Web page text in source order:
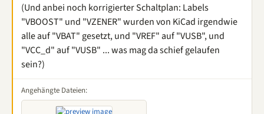
(Und anbei noch korrigierter Schaltplan: Labels
"VBOOST" und "VZENER" wurden von KiCad irgendwie
alle auf "VBAT" gesetzt, und "VREF" auf "VUSB", und
"VCC_d" auf "VUSB" ... was mag da schief gelaufen
sein?)
Angehängte Dateien: